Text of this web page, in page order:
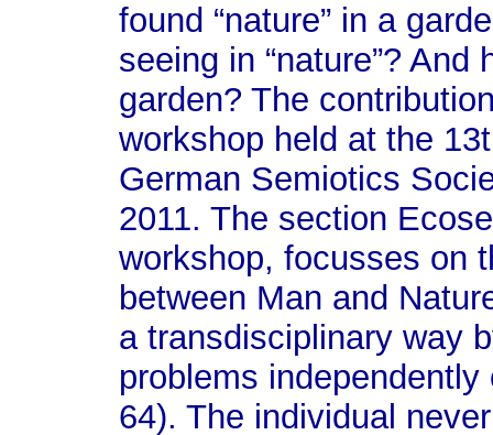
found “nature” in a
seeing in “nature”? And
garden? The
workshop held at the
German Semiotics
2011. The section
workshop, focusses on
between Man and
a transdisciplinary way
problems
64). The individual